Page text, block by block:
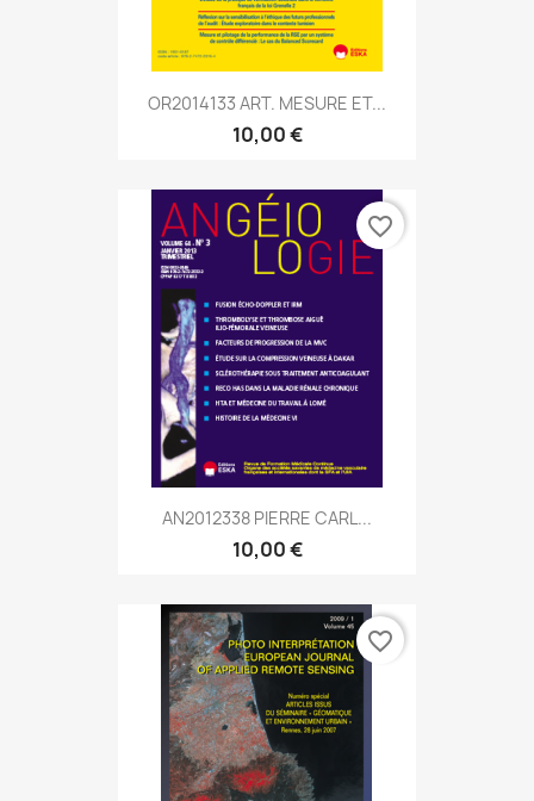
OR2014133 ART. MESURE ET...
10,00 €
AN2012338 PIERRE CARL...
10,00 €
favorite_border
favorite_border